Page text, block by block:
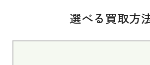
選べる買取方